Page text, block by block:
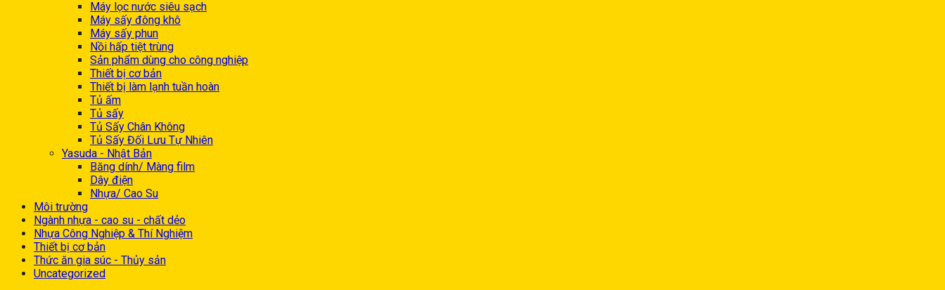
Máy lọc nước siêu sạch
Máy sấy đông khô
Máy sấy phun
Nồi hấp tiệt trùng
Sản phẩm dùng cho công nghiệp
Thiết bị cơ bản
Thiết bị làm lạnh tuần hoàn
Tủ ấm
Tủ sấy
Tủ Sấy Chân Không
Tủ Sấy Đối Lưu Tự Nhiên
Yasuda - Nhật Bản
Băng dính/ Màng film
Dây điện
Nhựa/ Cao Su
Môi trường
Ngành nhựa - cao su - chất dẻo
Nhựa Công Nghiệp & Thí Nghiệm
Thiết bị cơ bản
Thức ăn gia súc - Thủy sản
Uncategorized